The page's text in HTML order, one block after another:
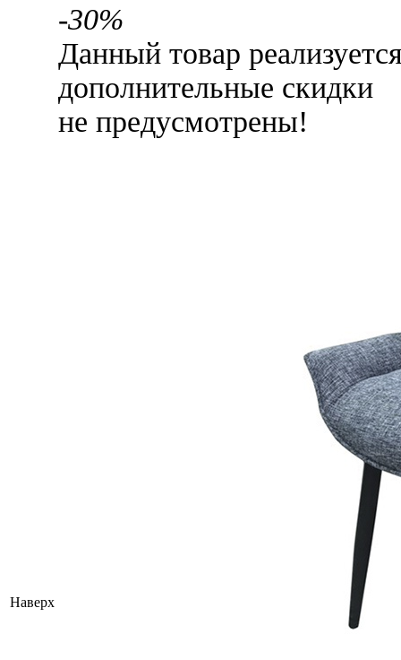
Наверх
-30%
Данный товар
дополнительные скидки
не предусмотрены!